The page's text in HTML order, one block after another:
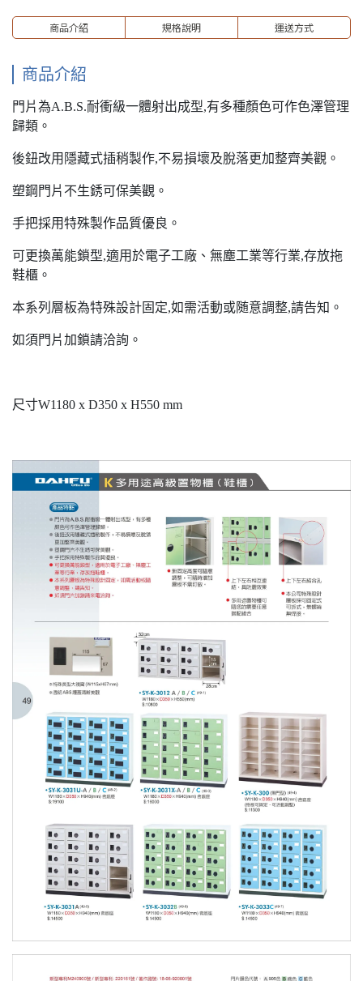
商品介紹 規格說明 運送方式
商品介紹
門片為A.B.S.耐衝級一體射出成型,有多種顏色可作色澤管理
歸類。
後鈕改用隱藏式插稍製作,不易損壞及脫落更加整齊美觀。
塑鋼門片不生銹可保美觀。
手把採用特殊製作品質優良。
可更換萬能鎖型,適用於電子工廠、無塵工業等行業,存放拖
鞋櫃。
本系列層板為特殊設計固定,如需活動或随意調整,請告知。
如須門片加鎖請洽詢。
尺寸W1180 x D350 x H550 mm